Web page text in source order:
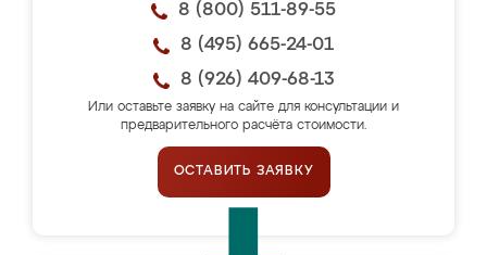
8 (800) 511-89-55
8 (495) 665-24-01
8 (926) 409-68-13
Или оставьте заявку на сайте для консультации и
предварительного расчёта стоимости.
ОСТАВИТЬ ЗАЯВКУ